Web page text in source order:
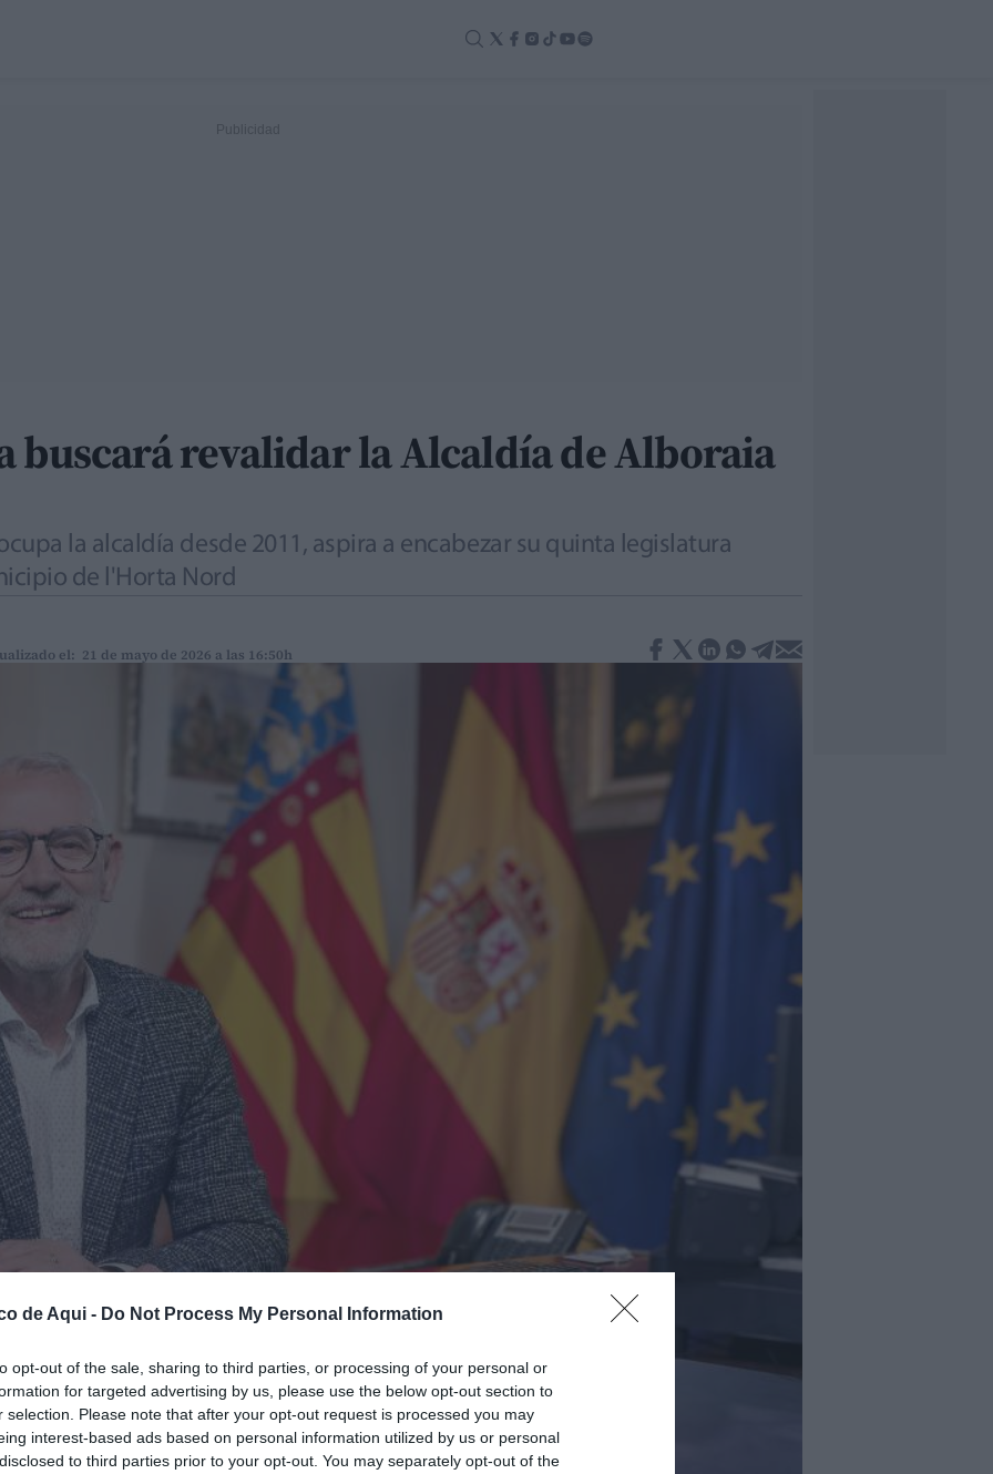
de Aqui - Do Not Process My Personal Information
opt-out of the sale, sharing to third parties, or processing of your personal or
for targeted advertising by us, please use the below opt-out section to
selection. Please note that after your opt-out request is processed you may
interest-based ads based on personal information utilized by us or personal
to third parties prior to your opt-out. You may separately opt-out of the
buscará revalidar la Alcaldía de Alboraia
la alcaldía desde 2011, aspira a encabezar su quinta legislatura
de l'Horta Nord
el: 21 de mayo de 2026 a las 16:50h